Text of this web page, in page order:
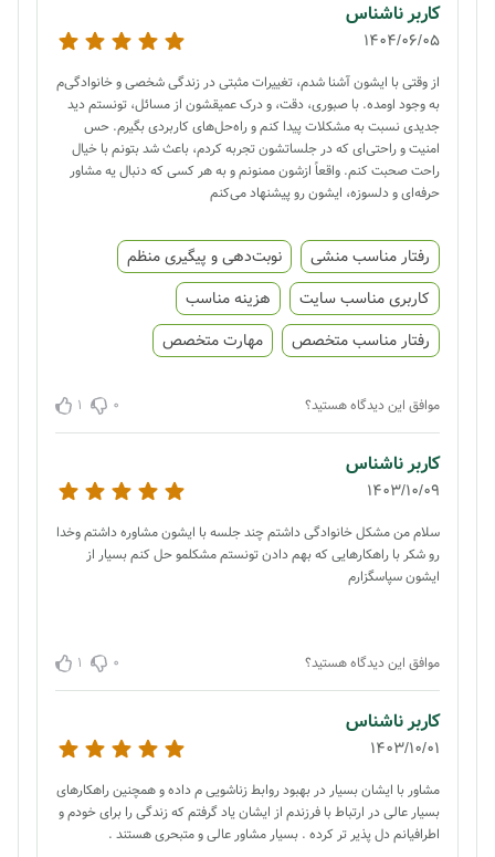
کاربر ناشناس
1404/06/05
از وقتی با ایشون آشنا شدم، تغییرات مثبتی در زندگی شخصی و خانوادگی‌م
به وجود اومده. با صبوری، دقت، و درک عمیقشون از مسائل، تونستم دید
جدیدی نسبت به مشکلات پیدا کنم و راه‌حل‌های کاربردی بگیرم. حس
امنیت و راحتی‌ای که در جلساتشون تجربه کردم، باعث شد بتونم با خیال
راحت صحبت کنم. واقعاً ازشون ممنونم و به هر کسی که دنبال یه مشاور
حرفه‌ای و دلسوزه، ایشون رو پیشنهاد می‌کنم
رفتار مناسب منشی
نوبت‌دهی و پیگیری منظم
کاربری مناسب سایت
هزینه مناسب
رفتار مناسب متخصص
مهارت متخصص
موافق این دیدگاه هستید؟ 0
1
کاربر ناشناس
1403/10/09
سلام من مشکل خانوادگی داشتم چند جلسه با ایشون مشاوره داشتم وخدا
رو شکر با راهکارهایی که بهم دادن تونستم مشکلمو حل کنم بسیار از
ایشون سپاسگزارم
موافق این دیدگاه هستید؟ 0
1
کاربر ناشناس
1403/10/01
مشاور با ایشان بسیار در بهبود روابط زناشویی م داده و همچنین راهکارهای
بسیار عالی در ارتباط با فرزندم از ایشان یاد گرفتم که زندگی را برای خودم و
اطرافیانم دل پذیر تر کرده . بسیار مشاور عالی و متبحری هستند .